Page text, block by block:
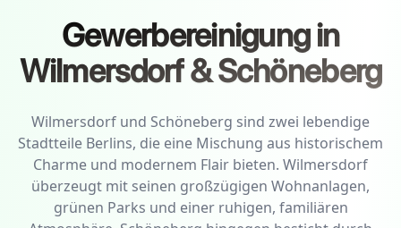
Gewerbereinigung in
Wilmersdorf & Schöneberg
Wilmersdorf und Schöneberg sind zwei lebendige
Stadtteile Berlins, die eine Mischung aus historischem
Charme und modernem Flair bieten. Wilmersdorf
überzeugt mit seinen großzügigen Wohnanlagen,
grünen Parks und einer ruhigen, familiären